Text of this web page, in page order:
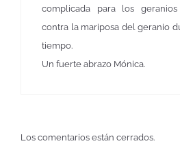
complicada para los
contra la mariposa del geranio
tiempo.
Un fuerte abrazo Mónica.
Los comentarios están cerrados.